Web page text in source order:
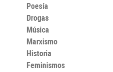
Poesía
Drogas
Música
Marxismo
Historia
Feminismos